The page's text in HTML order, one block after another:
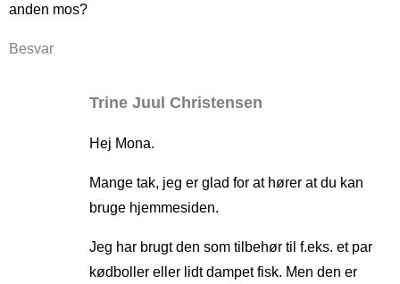
anden mos?
Besvar
Trine Juul Christensen
Hej Mona.
Mange tak, jeg er glad for at hører at du kan
bruge hjemmesiden.
Jeg har brugt den som tilbehør til f.eks. et par
kødboller eller lidt dampet fisk. Men den er